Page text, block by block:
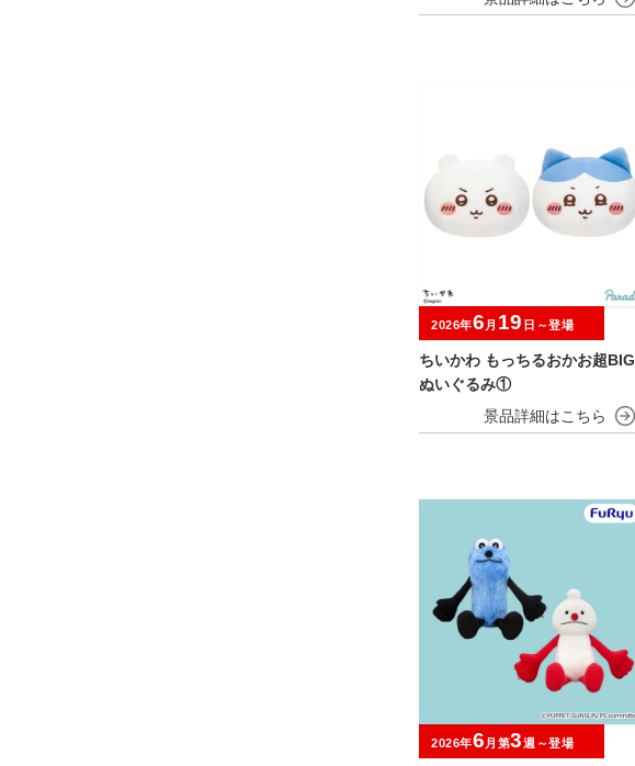
ちいかわ もっちるおかお超BIG
ぬいぐるみ①
2026年6 月 19 日～登場
2026年6 月第3週～登場